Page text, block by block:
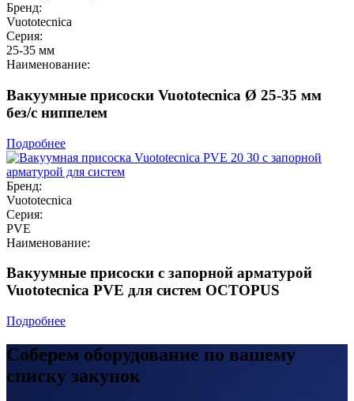
Бренд:
Vuototecnica
Серия:
25-35 мм
Наименование:
Вакуумные присоски Vuototecnica Ø 25-35 мм
без/с ниппелем
Подробнее
Бренд:
Vuototecnica
Серия:
PVE
Наименование:
Вакуумные присоски с запорной арматурой
Vuototecnica PVE для систем OCTOPUS
Подробнее
Соберем оборудование по вашему
списку закупок